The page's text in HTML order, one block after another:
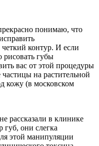
понимаю, что
контур. И если
рисовать губы
вас от этой процедуры
на растительной
кожу (в московском
рассказали в клинике
губ, они слегка
этой манипуляции